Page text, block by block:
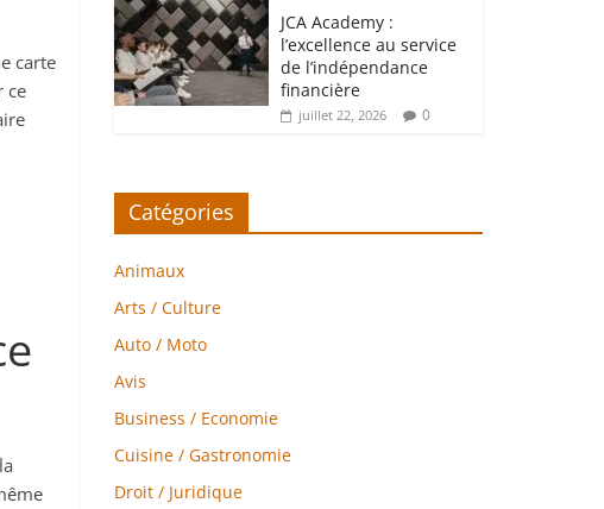
carte
ce
JCA Academy :
l’excellence au service
de l’indépendance
financière
juillet 22, 2026 0
Catégories
Animaux
Arts / Culture
Auto / Moto
Avis
Business / Economie
Cuisine / Gastronomie
Droit / Juridique